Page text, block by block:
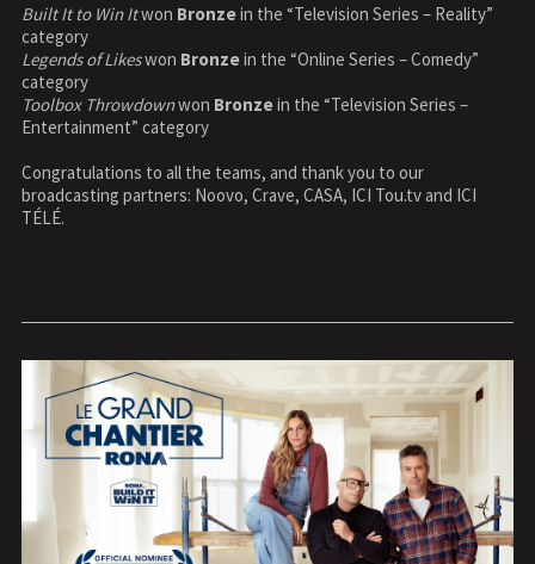
Built It to Win Itwon Bronzein the “Television Series – Reality”
category
Legends of Likeswon Bronzein the “Online Series – Comedy”
category
Toolbox Throwdownwon Bronzein the “Television Series –
Entertainment” category
Congratulations to all the teams, and thank you to our
broadcasting partners: Noovo, Crave, CASA, ICI Tou.tv and ICI
TÉLÉ.